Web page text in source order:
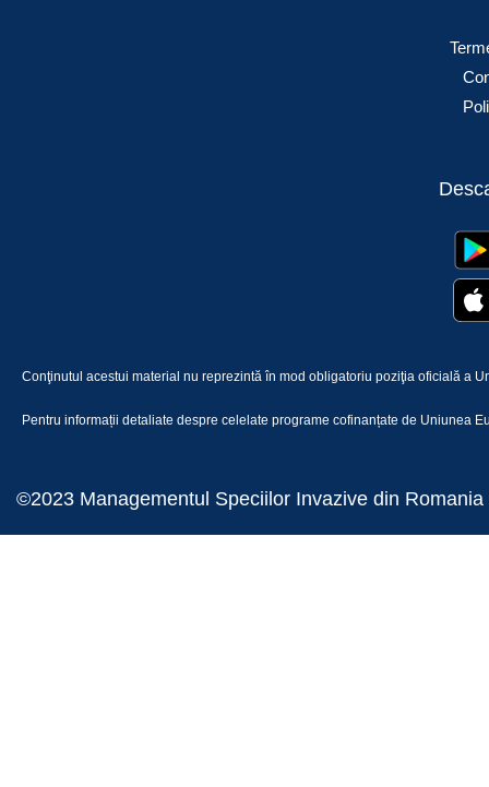
Conţinutul acestui material nu reprezintă în mod obligatoriu poziţia oficială a
Pentru informații detaliate despre celelate programe cofinanțate de Uniunea
©2023 Managementul Speciilor Invazive din Romania